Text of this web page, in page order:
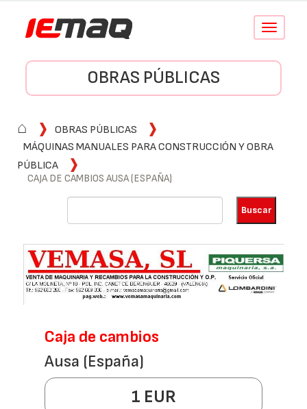
Conmutar
OBRAS PÚBLICAS
⌂
OBRAS PÚBLICAS
MÁQUINAS MANUALES PARA CONSTRUCCIÓN Y OBRA
PÚBLICA
CAJA DE CAMBIOS AUSA (ESPAÑA)
Caja de cambios
Ausa (España)
1 EUR